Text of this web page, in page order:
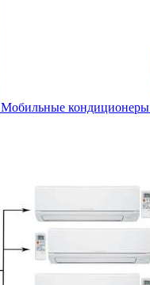
Мобильные кондиционеры